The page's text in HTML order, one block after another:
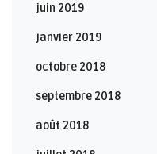
juin 2019
janvier 2019
octobre 2018
septembre 2018
août 2018